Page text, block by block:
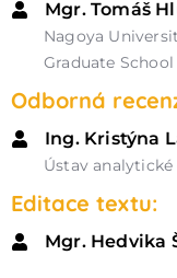
Mgr. Tomáš
Nagoya
Graduate
Odborná
Ing. Kristýna
Ústav analytické
Editace textu:
Mgr. Hedvika